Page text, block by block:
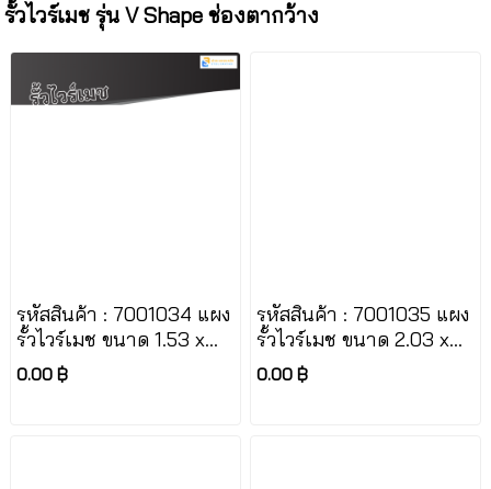
รั้วไวร์เมช รุ่น V Shape ช่องตากว้าง
รหัสสินค้า : 7001034 แผง
รั้วไวร์เมช ขนาด 1.53 x
2.4 m.
0.00 ฿
รหัสสินค้า : 7001035 แผง
รั้วไวร์เมช ขนาด 2.03 x
2.4 m.
0.00 ฿